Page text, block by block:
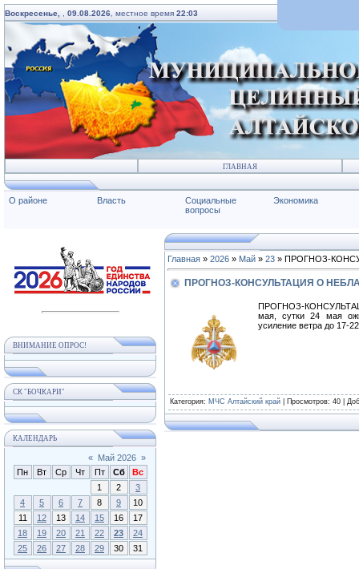
Воскресенье, 09.08.2026 , местное время 22:03
ГЛАВНАЯ
О районе Власть
Социальные
вопросы
Экономика
ВНИМАНИЕ ОПРОС!
СК "БОЧКАРИ"
КАЛЕНДАРЬ
« Май 2026 »
Пн
Вт Ср Чт Пт Сб
Вс
1
2
3
4
5 6 7 8 9
10
11
12 13 14 15 16
17
18
19 20 21 22 23
24
25
26 27 28 29 30 31
Главная » 2026 » Май » 23 » ПРОГНОЗ-
ПРОГНОЗ-КОНСУЛЬТАЦИЯ О
ПРОГНОЗ-
мая, сутки 24 мая
усиление ветра до 17-
Категория: МЧС Алтайский край Просмотров: 40 |